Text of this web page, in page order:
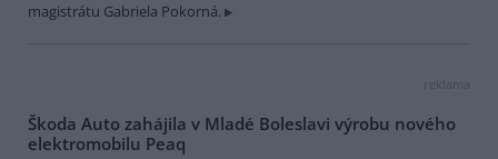
magistrátu Gabriela Pokorná.
reklama
Škoda Auto zahájila v Mladé Boleslavi výrobu nového
elektromobilu Peaq